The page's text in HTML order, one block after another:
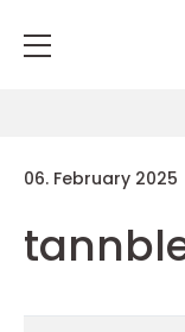
06. February 2025